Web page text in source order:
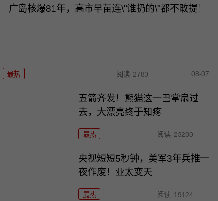
广岛核爆81年，高市早苗连\"谁扔的\"都不敢提！
最热 阅读 2780 08-07
五箭齐发！熊猫这一巴掌扇过
去，大漂亮终于知疼
最热 阅读 23280
央视短短5秒钟，美军3年兵推一
夜作废！亚太变天
最热 阅读 19124